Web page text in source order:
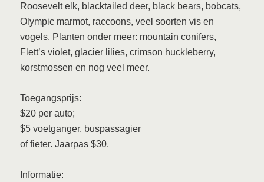
Roosevelt elk, blacktailed deer, black bears, bobcats,
Olympic marmot, raccoons, veel soorten vis en
vogels. Planten onder meer: mountain conifers,
Flett’s violet, glacier lilies, crimson huckleberry,
korstmossen en nog veel meer.
Toegangsprijs:
$20 per auto;
$5 voetganger, buspassagier
of fieter. Jaarpas $30.
Informatie: